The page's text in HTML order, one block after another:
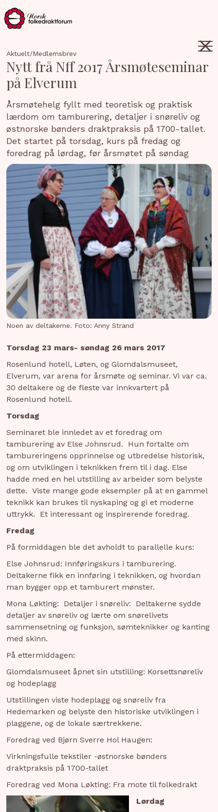
Aktuelt/Medlemsbrev
Nytt frå Nff 2017 Årsmøteseminar
på Elverum
Årsmøtehelg fyllt med teoretisk og praktisk
lærdom om tamburering, detaljer i snøreliv og
østnorske bønders draktpraksis på 1700-tallet.
Det startet på torsdag, kurs på fredag og
foredrag på lørdag, før årsmøtet på søndag
Noen av deltakerne. Foto: Anny Strand
Torsdag 23 mars- søndag 26 mars 2017
Rosenlund hotell, Løten, og Glomdalsmuseet,
Elverum, var arena for årsmøte og seminar. Vi var ca.
30 deltakere og de fleste var innkvartert på
Rosenlund hotell.
Torsdag
Seminaret ble innledet av et foredrag om
tamburering av Else Johnsrud. Hun fortalte om
tambureringens opprinnelse og utbredelse historisk,
og om utviklingen i teknikken frem til i dag. Else
hadde med en hel utstilling av arbeider som belyste
dette. Viste mange gode eksempler på at en gammel
teknikk kan brukes til nyskaping og gi et moderne
uttrykk. Et interessant og inspirerende foredrag.
Fredag
På formiddagen ble det avholdt to parallelle kurs:
Else Johnsrud: Innføringskurs i tamburering.
Deltakerne fikk en innføring i teknikken, og hvordan
man bygger opp et tamburert mønster.
Mona Løkting: Detaljer i snøreliv: Deltakerne sydde
detaljer av snøreliv og lærte om snørelivets
sammensetning og funksjon, sømteknikker og kanting
med skinn.
På ettermiddagen:
Glomdalsmuseet åpnet sin utstilling: Korsettsnøreliv
og hodeplagg
Utstillingen viste hodeplagg og snøreliv fra
Hedemarken og belyste den historiske utviklingen i
plaggene, og de lokale særtrekkene.
Foredrag ved Bjørn Sverre Hol Haugen:
Virkningsfulle tekstiler -østnorske bønders
draktpraksis på 1700-tallet
Foredrag ved Mona Løkting: Fra mote til folkedrakt
Lørdag